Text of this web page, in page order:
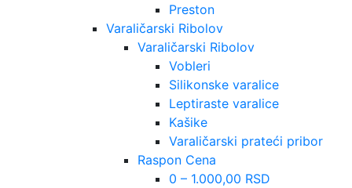
Preston
Varaličarski Ribolov
Varaličarski Ribolov
Vobleri
Silikonske varalice
Leptiraste varalice
Kašike
Varaličarski prateći pribor
Raspon Cena
0 – 1.000,00 RSD